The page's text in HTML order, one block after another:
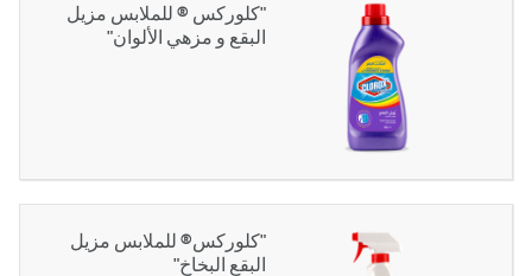
"كلوركس ® للملابس مزيل
البقع و مزهي الألوان"
"كلوركس® للملابس مزيل
البقع البخاخ"